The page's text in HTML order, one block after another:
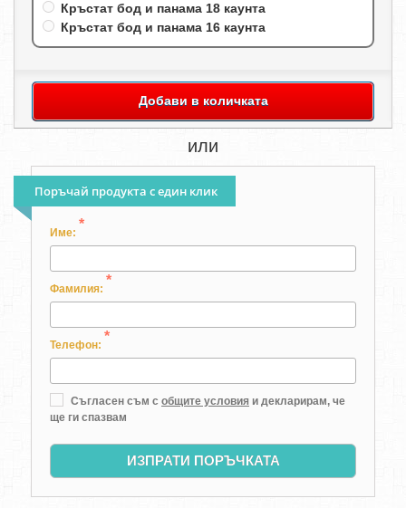
Кръстат бод и панама 18 каунта
Кръстат бод и панама 16 каунта
Добави в количката
или
Поръчай продукта с един клик
Име:
*
Фамилия:
*
Телефон:
*
Съгласен съм с общите условия и декларирам, че
ще ги спазвам
ИЗПРАТИ ПОРЪЧКАТА